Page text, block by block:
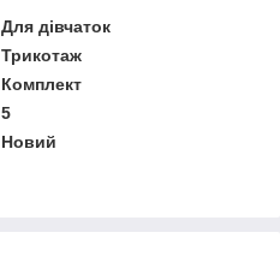
Для дівчаток
Трикотаж
Комплект
5
Новий